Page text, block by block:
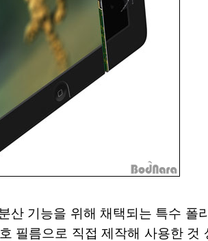
산 기능을 위해 채택되는 특수 폴
필름으로 직접 제작해 사용한